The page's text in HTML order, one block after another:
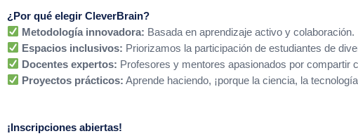
¿Por qué elegir CleverBrain?
Metodología innovadora: Basada en aprendizaje activo y colaboración.
Espacios inclusivos: Priorizamos la participación de estudiantes de
Docentes expertos: Profesores y mentores apasionados por compartir
Proyectos prácticos: Aprende haciendo, ¡porque la ciencia, la
¡Inscripciones abiertas!